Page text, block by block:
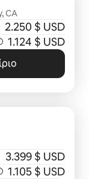
CA
2.250 $ USD
1.124 $ USD
3.399 $ USD
1.105 $ USD